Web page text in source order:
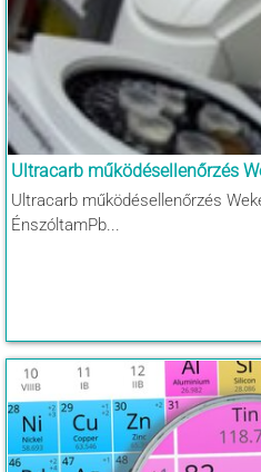
Ultracarb működésellenőrzés
Ultracarb működésellenőrzés
ÉnszóltamPb...